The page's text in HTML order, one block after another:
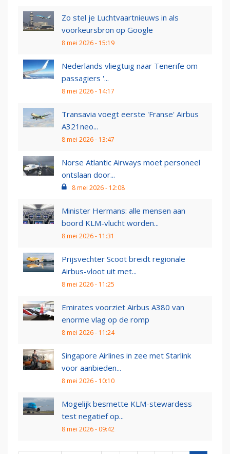
Zo stel je Luchtvaartnieuws in als
voorkeursbron op Google
8 mei 2026 - 15:19
Nederlands vliegtuig naar Tenerife om
passagiers '...
8 mei 2026 - 14:17
Transavia voegt eerste 'Franse' Airbus
A321neo...
8 mei 2026 - 13:47
Norse Atlantic Airways moet personeel
ontslaan door...
8 mei 2026 - 12:08
Minister Hermans: alle mensen aan
boord KLM-vlucht worden...
8 mei 2026 - 11:31
Prijsvechter Scoot breidt regionale
Airbus-vloot uit met...
8 mei 2026 - 11:25
Emirates voorziet Airbus A380 van
enorme vlag op de romp
8 mei 2026 - 11:24
Singapore Airlines in zee met Starlink
voor aanbieden...
8 mei 2026 - 10:10
Mogelijk besmette KLM-stewardess
test negatief op...
8 mei 2026 - 09:42